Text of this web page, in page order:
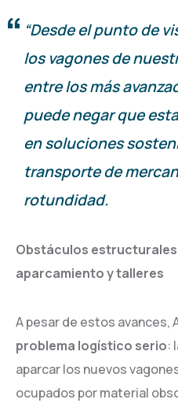
“Desde el punto de
los vagones de
entre los más
puede negar que
en soluciones
transporte de
rotundidad.
Obstáculos
aparcamiento y talleres
A pesar de estos avances,
problema logístico serio:
aparcar los nuevos
ocupados por material